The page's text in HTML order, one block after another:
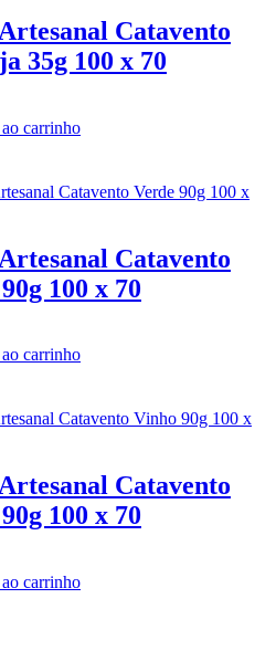
Catavento
35g 100 x 70
carrinho
Catavento
100 x 70
carrinho
Catavento
100 x 70
carrinho